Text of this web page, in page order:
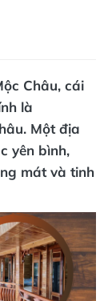
Châu, cái
là
Một địa
yên bình,
mát và tinh